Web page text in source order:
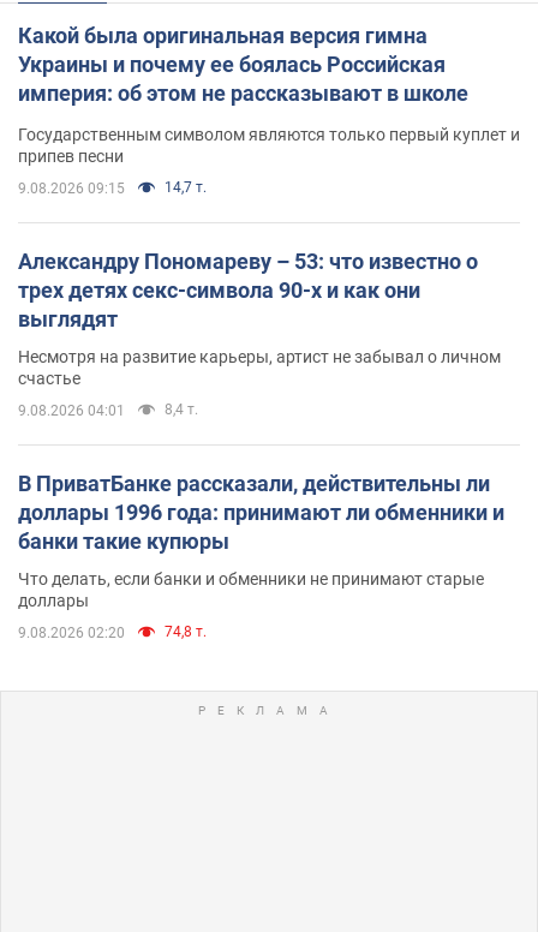
Какой была оригинальная версия гимна
Украины и почему ее боялась Российская
империя: об этом не рассказывают в школе
Государственным символом являются только первый куплет и
припев песни
9.08.2026 09:15 14,7 т.
Александру Пономареву – 53: что известно о
трех детях секс-символа 90-х и как они
выглядят
Несмотря на развитие карьеры, артист не забывал о личном
счастье
9.08.2026 04:01 8,4 т.
В ПриватБанке рассказали, действительны ли
доллары 1996 года: принимают ли обменники и
банки такие купюры
Что делать, если банки и обменники не принимают старые
доллары
9.08.2026 02:20 74,8 т.